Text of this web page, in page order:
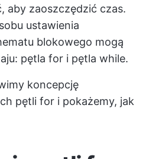
aby zaoszczędzić czas.
ustawienia
blokowego mogą
pętla for i pętla while.
koncepcję
pętli for i pokażemy, jak